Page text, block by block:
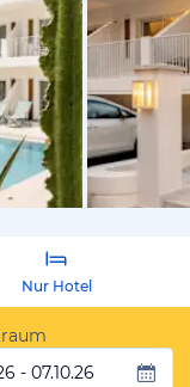
vom
Nur Hotel
- 07.10.26